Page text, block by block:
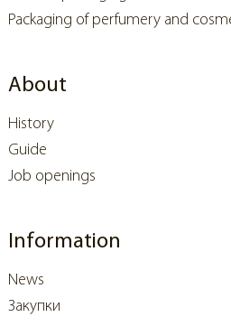
Packaging of perfumery and
About
History
Guide
Job openings
Information
News
Закупки